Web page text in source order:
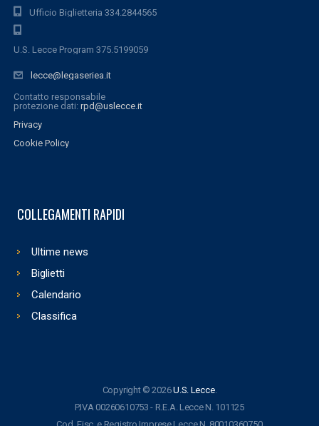
Ufficio Biglietteria 334.2844565
U.S. Lecce Program 375.5199059
lecce@legaseriea.it
Contatto responsabile
protezione dati: rpd@uslecce.it
Privacy
Cookie Policy
COLLEGAMENTI RAPIDI
Ultime news
Biglietti
Calendario
Classifica
Copyright © 2026U.S. Lecce.
P.IVA 00260610753 - R.E.A. Lecce N. 101125